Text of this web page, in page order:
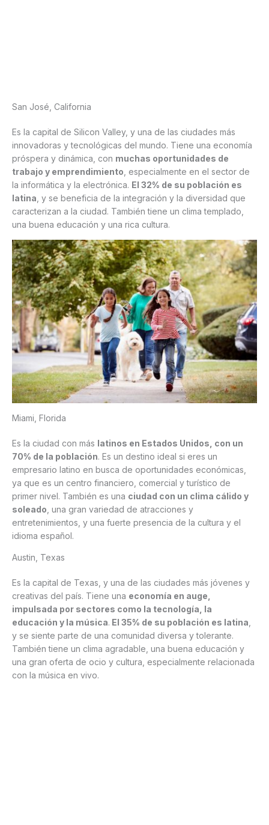
San José, California
Es la capital de Silicon Valley, y una de las ciudades más
innovadoras y tecnológicas del mundo. Tiene una economía
próspera y dinámica, con muchas oportunidades de
trabajo y emprendimiento , especialmente en el sector de
la informática y la electrónica. El 32% de su población es
latina , y se beneficia de la integración y la diversidad que
caracterizan a la ciudad. También tiene un clima templado,
una buena educación y una rica cultura.
Miami, Florida
Es la ciudad con más latinos en Estados Unidos, con un
70% de la población. Es un destino ideal si eres un
empresario latino en busca de oportunidades económicas,
ya que es un centro financiero, comercial y turístico de
primer nivel. También es una ciudad con un clima cálido y
soleado , una gran variedad de atracciones y
entretenimientos, y una fuerte presencia de la cultura y el
idioma español.
Austin, Texas
Es la capital de Texas, y una de las ciudades más jóvenes y
creativas del país. Tiene una economía en auge,
impulsada por sectores como la tecnología, la
educación y la música. El 35% de su población es latina
y se siente parte de una comunidad diversa y tolerante.
También tiene un clima agradable, una buena educación y
una gran oferta de ocio y cultura, especialmente relacionada
con la música en vivo.